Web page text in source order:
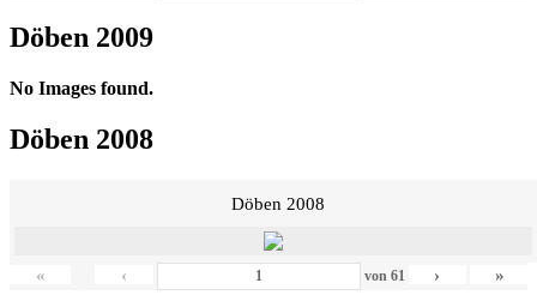
Döben 2009
No Images found.
Döben 2008
Döben 2008
« ‹ von 61 › »